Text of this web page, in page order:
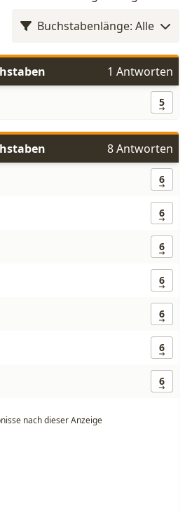
Buchstabenlänge: Alle
1 Antworten
5
8 Antworten
6
6
6
6
6
6
6